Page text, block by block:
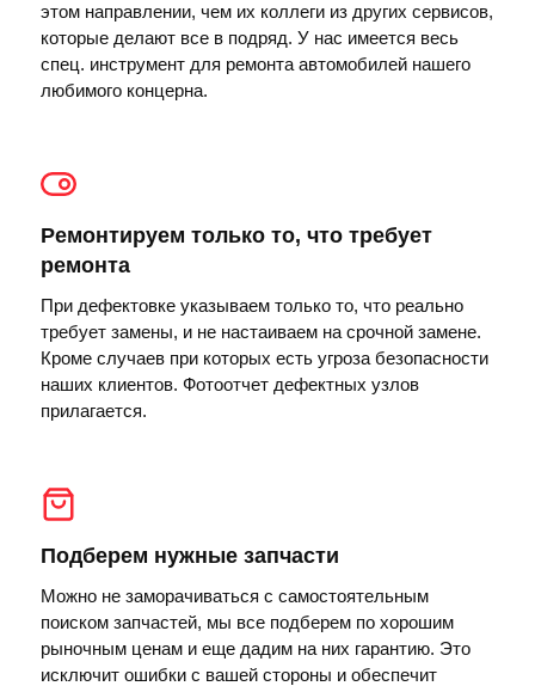
этом направлении, чем их коллеги из других сервисов,
которые делают все в подряд. У нас имеется весь
спец. инструмент для ремонта автомобилей нашего
любимого концерна.
Ремонтируем только то, что требует
ремонта
При дефектовке указываем только то, что реально
требует замены, и не настаиваем на срочной замене.
Кроме случаев при которых есть угроза безопасности
наших клиентов. Фотоотчет дефектных узлов
прилагается.
Подберем нужные запчасти
Можно не заморачиваться с самостоятельным
поиском запчастей, мы все подберем по хорошим
рыночным ценам и еще дадим на них гарантию. Это
исключит ошибки с вашей стороны и обеспечит